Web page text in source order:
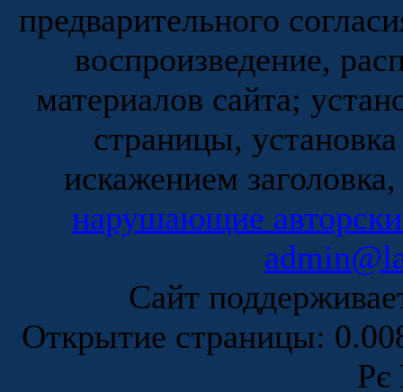
предварительного
воспроизведение,
материалов сайта;
страницы,
искажением
нарушающие
Сайт
Открытие страницы:
Рє